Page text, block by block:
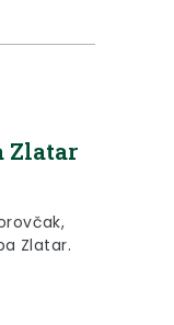
Zlatar
Zlatar.